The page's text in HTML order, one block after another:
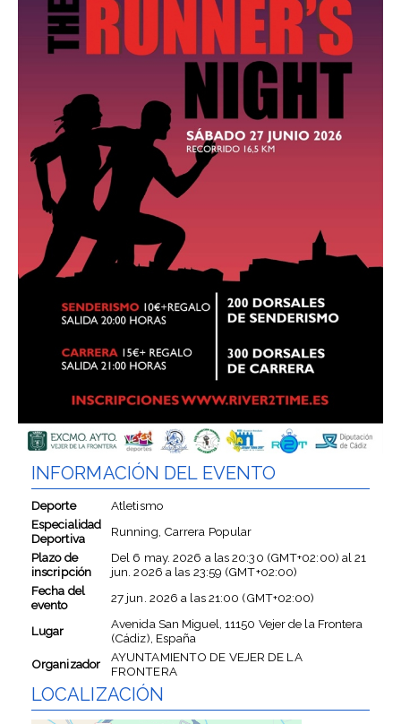
INFORMACIÓN DEL EVENTO
Deporte
Atletismo
Especialidad
Deportiva
Running, Carrera Popular
Plazo de
inscripción
Del 6 may. 2026 a las20:30 (GMT+02:00) al21
jun. 2026 a las 23:59 (GMT+02:00)
Fecha del
evento
27 jun. 2026 a las21:00 (GMT+02:00)
Lugar
Avenida San Miguel, 11150 Vejer de la Frontera
(Cádiz), España
Organizador
AYUNTAMIENTO DE VEJER DE LA
FRONTERA
LOCALIZACIÓN